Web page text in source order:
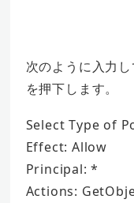
次のように入力
を押下します。
Select Type of
Effect: Allow
Principal: *
Actions: